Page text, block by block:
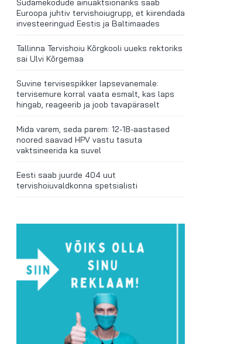
Südamekodude ainuaktsionäriks saab
Euroopa juhtiv tervishoiugrupp, et kiirendada
investeeringuid Eestis ja Baltimaades
Tallinna Tervishoiu Kõrgkooli uueks rektoriks
sai Ulvi Kõrgemaa
Suvine tervisespikker lapsevanemale:
tervisemure korral vaata esmalt, kas laps
hingab, reageerib ja joob tavapäraselt
Mida varem, seda parem: 12-18-aastased
noored saavad HPV vastu tasuta
vaktsineerida ka suvel
Eesti saab juurde 404 uut
tervishoiuvaldkonna spetsialisti